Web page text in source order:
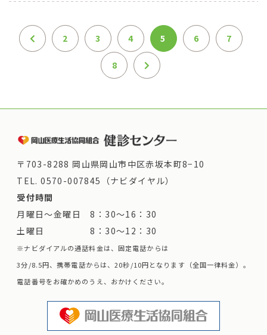
2 3 4 5 6 7
8
〒703-8288 岡山県岡山市中区赤坂本町8−10
TEL.0570-007845（ナビダイヤル）
受付時間
月曜日～金曜日 8：30～16：30
土曜日 8：30～12：30
※ナビダイアルの通話料金は、固定電話からは
3分/8.5円、携帯電話からは、20秒/10円となります（全国一律料金）。
電話番号をお確かめのうえ、おかけください。